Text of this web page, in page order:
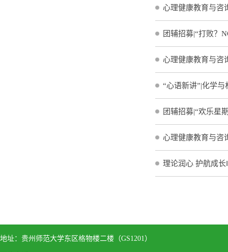
心理健康教育与咨
团辅招募|“打败？
心理健康教育与咨
“心语新讲”|化学
团辅招募|“欢乐星
心理健康教育与咨
理论润心 护航成
地址：贵州师范大学东区格物楼二楼（GS1201）